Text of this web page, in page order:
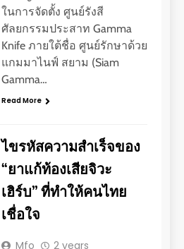
ในการจัดตั้ง ศูนย์รังสี
ศัลยกรรมประสาท Gamma
Knife ภายใต้ชื่อ ศูนย์รักษาด้วย
แกมมาไนฟ์ สยาม (Siam
Gamma…
Read More
ไขรหัสความสำเร็จของ
“ยาแก้ท้องเสียจิวะ
เฮิร์บ” ที่ทำให้คนไทย
เชื่อใจ
Mfo
2 years